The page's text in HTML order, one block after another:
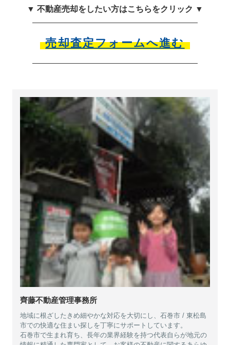
▼ 不動産売却をしたい方はこちらをクリック ▼
売却査定フォームへ進む
齊藤不動産管理事務所
地域に根ざしたきめ細やかな対応を大切にし、石巻市 / 東松島
市での快適な住まい探しを丁寧にサポートしています。
石巻市で生まれ育ち、長年の業界経験を持つ代表自らが地元の